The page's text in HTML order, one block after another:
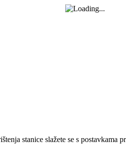
stanice slažete se s postavkama